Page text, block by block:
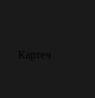
Картеч